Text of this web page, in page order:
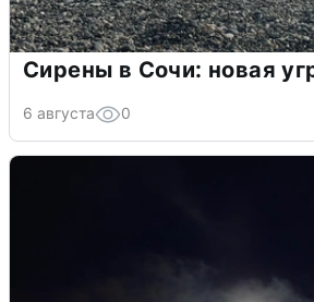
Сирены в Сочи: новая
6 августа 0